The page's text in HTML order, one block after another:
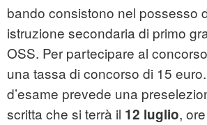
bando consistono nel possesso
istruzione secondaria di primo
OSS. Per partecipare al
una tassa di concorso di 15
d’esame prevede una
scritta che si terrà il 12 luglio,